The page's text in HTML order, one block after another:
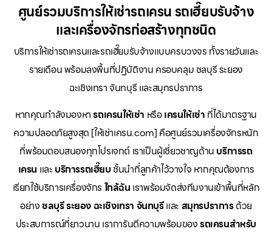
ศูนย์รวมบริการให้เช่ารถเครน รถเฮี๊ยบรับจ้าง
และเครื่องจักรก่อสร้างทุกชนิด
บริการให้เช่ารถเครนและรถเฮี๊ยบรับจ้างแบบครบวงจร ทั้งรายวันและ
รายเดือน พร้อมลงพื้นที่ปฏิบัติงาน ครอบคลุม ชลบุรี ระยอง
ฉะเชิงเทรา จันทบุรี และสมุทรปราการ
หากคุณกำลังมองหารถเครนให้เช่า หรือเครนให้เช่า ที่ได้มาตรฐาน
ความปลอดภัยสูงสุด [ให้เช่าเครน.com] คือศูนย์รวมเครื่องจักรหนัก
ที่พร้อมตอบสนองทุกโปรเจกต์ เราเป็นผู้เชี่ยวชาญด้าน บริการรถ
เครน และ บริการรถเฮี๊ยบ ชั้นนำที่ลูกค้าไว้วางใจ หากคุณต้องการ
เรียกใช้บริการเครื่องจักร ใกล้ฉัน เราพร้อมจัดส่งทีมงานเข้าพื้นที่หลัก
อย่างชลบุรี ระยอง ฉะเชิงเทรา จันทบุรีและ สมุทรปราการด้วย
ประสบการณ์ที่ยาวนาน เราการันตีความพร้อมของรถเครนสำหรับ